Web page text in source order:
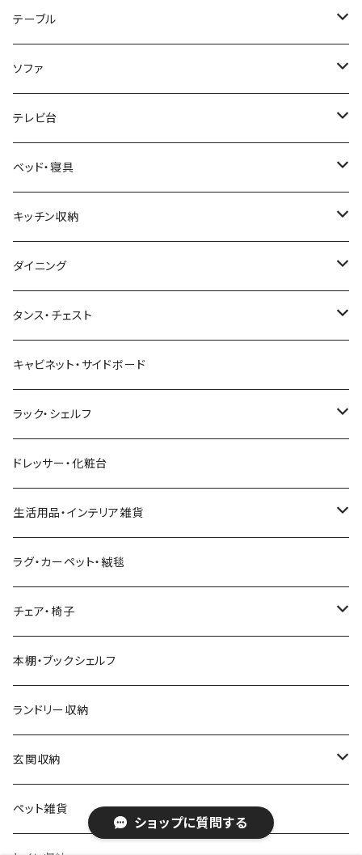
ショップに質問する
ホテルライク風インテリア
韓国インテリア
和風/和モダン
ミッドセンチュリー
西海岸風
カフェ風
ヴィンテージ
北欧風・ノルディック
インダストリアル
フレンチカントリー
アジアン
ボタニカル
モダン
カントリー
アンティーク
ヨーロピアン
モノトーン
パソコンデスク・ワークデスク
学習机・勉強机
収納付きデスク
折りたたみデスク
サイズ
幅100cm以下
幅101～120cm
デスクワゴン
テーブル
サイズ
幅100cm以下
幅101～120cm
ローテーブル・リビングテーブル
サイドテーブル・ナイトテーブル
カウンターテーブル
こたつ・こたつテーブル
こたつテーブル+布団掛敷セット
こたつテーブル+掛け布団
ネストテーブル
折りたたみテーブル
昇降式・リフティングテーブル
ソファ
サイズ
幅90cm以下
幅91～120cm
1人掛けソファ
2人掛けソファ
3人掛けソファ
4人掛け以上のソファ
ソファベッド
フロアソファ・ローソファ
リクライニングソファ
カウチソファ・コーナーソファ
オットマン
電動リクライニングソファ
テレビ台
サイズ
幅90cm以下
幅91～120cm
ロータイプテレビ台・ローボード
ミドルタイプテレビ台
コーナーテレビ台
ハイタイプテレビ台・壁面収納
伸縮テレビ台
テレビスタンド
ベッド・寝具
サイズ
セミシングルショート
シングルベッド
ベッドフレーム
マット付きベッド
収納付きベッド
ロフトベッド
ヘッドボード
マットレス
寝具
キッチン収納
食器棚
キッチンカウンター
キッチンワゴン
レンジ台
キッチンラック
キッチン雑貨
ダイニング
ダイニングテーブル
ダイニングテーブルセット
2人用ダイニングテーブルセット
4人用ダイニングテーブルセット
ダイニングチェア・ベンチ
ダイニングソファ
タンス・チェスト
サイドチェスト
ハイチェスト
キャビネット・サイドボード
ラック・シェルフ
オープンラック
突っ張り収納
カート
ディスプレイラック
ドレッサー・化粧台
生活用品・インテリア雑貨
ミラー・姿見
ハンガーラック・ポールハンガー
ダストボックス
ハンキングラック
プランター用品
クッション
ラグ・カーペット・絨毯
チェア・椅子
スツール
カウンターチェア
デザイナーズチェア
ダイニングチェア
本棚・ブックシェルフ
ランドリー収納
玄関収納
シューズラック・シューズボックス
ペット雑貨